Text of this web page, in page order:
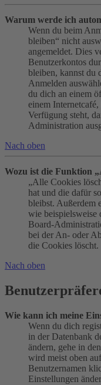
Warum werde ich
Wenn du beim
bleiben“ nicht
angemeldet. Dies
Benutzerkontos
bleiben, kannst du
Anmelden
du dich an einem
einem
Verfügung steht,
Administration
Nach oben
Wozu ist die Funktion
„Alle Cookies
hat und die dafür
bleibst. Außerdem
wie beispielsweise
Board-
bei der An- oder
die Cookies löscht.
Nach oben
Wie kann ich meine
Wenn du dich
in der Datenbank
ändern, gehe in
wird meist oben
Benutzernamen
Einstellungen